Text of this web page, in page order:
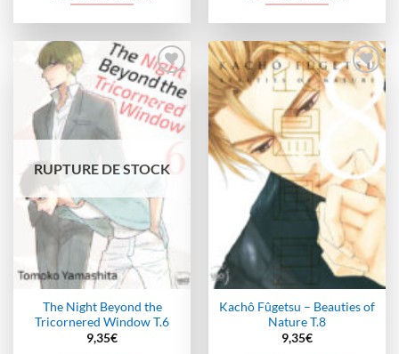
Ajouter
à la
wishlist
RUPTURE DE STOCK
The Night Beyond the
Tricornered Window T.6
9,35€
Ajouter
wishlist
Kachô Fûgetsu – Beauties of
Nature T.8
9,35€